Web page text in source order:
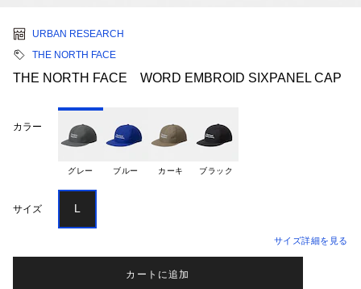
URBAN RESEARCH
THE NORTH FACE
THE NORTH FACE WORD EMBROID SIXPANEL CAP
カラー
グレー ブルー カーキ ブラック
サイズ L
サイズ詳細を見る
カートに追加